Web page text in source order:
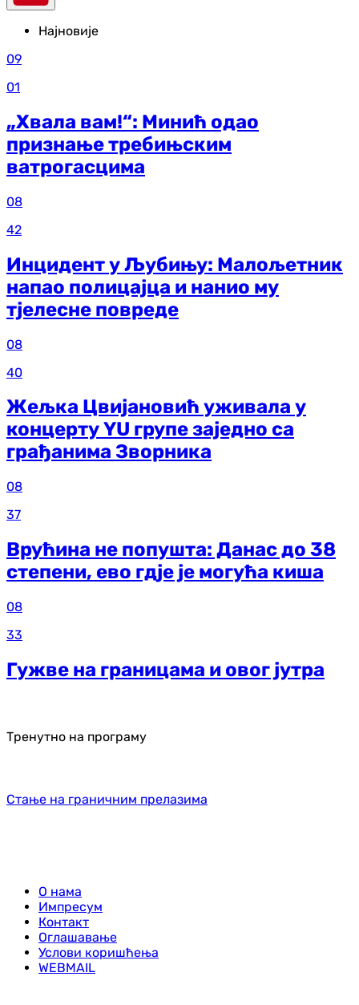
Најновије
09
01
„Хвала вам!“: Минић одао
признање требињским
ватрогасцима
08
42
Инцидент у Љубињу: Малољетник
напао полицајца и нанио му
тјелесне повреде
08
40
Жељка Цвијановић уживала у
концерту YU групе заједно са
грађанима Зворника
08
37
Врућина не попушта: Данас до 38
степени, ево гдје је могућа киша
08
33
Гужве на границама и овог јутра
Тренутно на програму
Стање на граничним прелазима
О нама
Импресум
Контакт
Оглашавање
Услови коришћења
WEBMAIL